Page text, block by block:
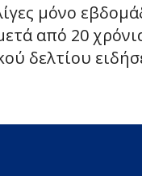
μόνο
από 20
δελτίου